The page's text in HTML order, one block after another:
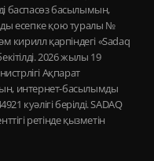
баспасөз басылымын,
есепке қою туралы №
кирилл қарпіндегі «Sadaq
2026 жылы 19
Ақпарат
интернет-басылымды
куәлігі берілді. SADAQ
ретінде қызметін